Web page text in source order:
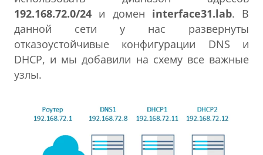
192.168.72.0/24 и домен interface31.lab. В
данной сети у нас развернуты
отказоустойчивые конфигурации DNS и
DHCP, и мы добавили на схему все важные
узлы.